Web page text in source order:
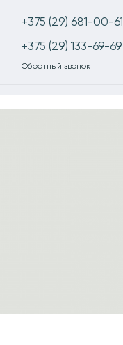
+375 (29) 681-00-61
+375 (29) 133-69-69
Обратный звонок